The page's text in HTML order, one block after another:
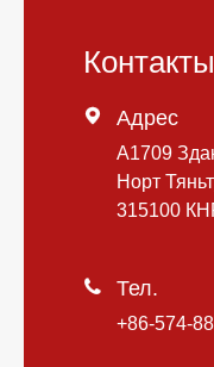
Контакты
 Адрес
A1709
Норт
315100
 Тел.
+86-574-